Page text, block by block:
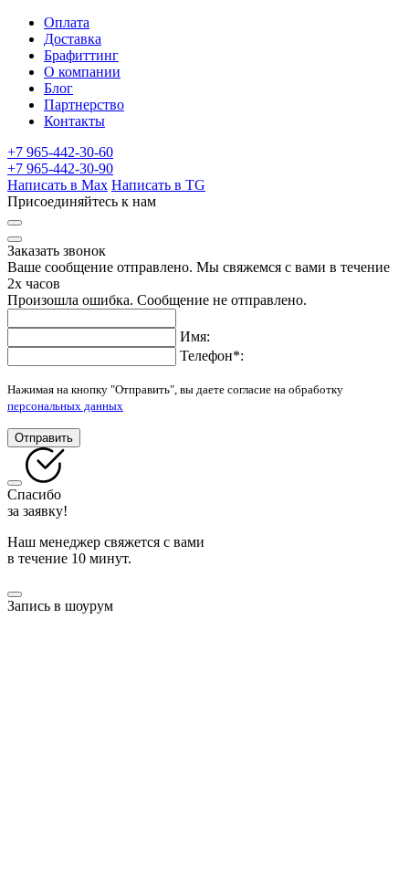
Оплата
Доставка
Брафиттинг
О компании
Блог
Партнерство
Контакты
+7 965-442-30-60
+7 965-442-30-90
Написать в Max Написать в TG
Присоединяйтесь к нам
Заказать звонок
Ваше сообщение отправлено. Мы свяжемся с вами в течение
2х часов
Произошла ошибка. Сообщение не отправлено.
Имя:
Телефон*:
Нажимая на кнопку "Отправить", вы даете согласие на обработку
персональных данных
Отправить
Спасибо
за заявку!
Наш менеджер свяжется с вами
в течение 10 минут.
Запись в шоурум